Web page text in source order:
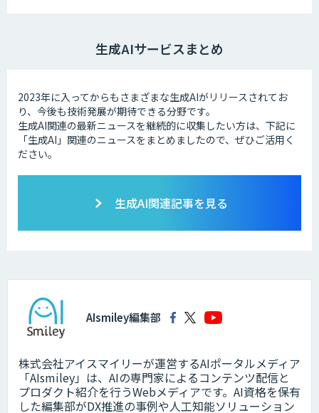
生成AIサービスまとめ
2023年に入ってからもさまざまな生成AIがリリースされてお
り、今後も技術発展が期待できる分野です。
生成AI関連の最新ニュースを継続的に収集したい方は、下記に
「生成AI」関連のニュースをまとめましたので、ぜひご活用く
ださい。
生成AI関連記事を見る
AIsmiley編集部
株式会社アイスマイリーが運営するAIポータルメディア
「AIsmiley」は、AIの専門家によるコンテンツ配信と
プロダクト紹介を行うWebメディアです。AI資格を保有
した編集部がDX推進の事例や人工知能ソリューション